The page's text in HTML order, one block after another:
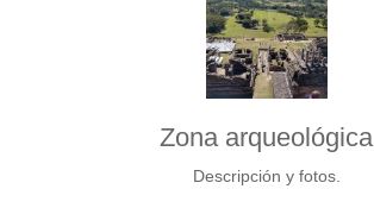
Zona arqueológica
Descripción y fotos.